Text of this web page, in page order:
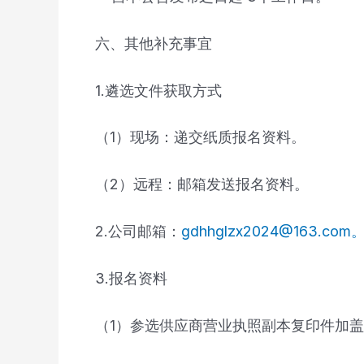
六、其他补充事宜
1.遴选文件获取方式
（1）现场：递交纸质报名资料。
（2）远程：邮箱发送报名资料。
2.公司邮箱： gdhhglzx2024@163.com。
3.报名资料
（1）参选供应商营业执照副本复印件加盖